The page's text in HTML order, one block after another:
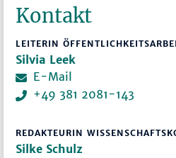
Kontakt
LEITERIN
Silvia Leek
E-Mail
+49 381 2081-143
REDAKTEURIN
Silke Schulz